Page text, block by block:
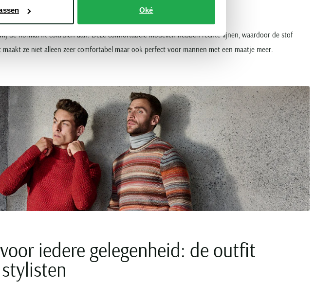
Oké
een blazer wilt dragen, is een
slim-fit model
de normal fit coltruien aan. Deze comfortabele modellen hebben rechte lijnen, waardoor de stof
ze niet alleen zeer comfortabel maar ook perfect voor mannen met een maatje meer.
iedere gelegenheid: de outfit